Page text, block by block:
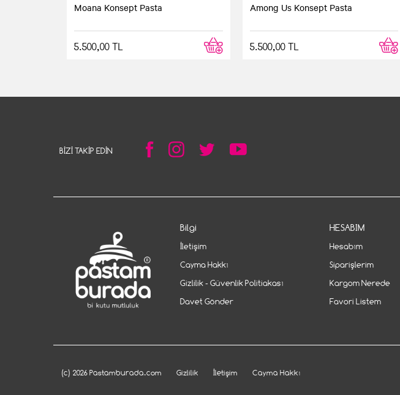
Moana Konsept Pasta
5.500,00 TL
Among Us Konsept Pasta
5.500,00 TL
BIZI TAKIP EDIN
Bilgi
İletişim
Cayma Hakkı
Gizlilik - Güvenlik Politiakası
Davet Gönder
HESABIM
Hesabım
Siparişlerim
Kargom Nerede
Favori Listem
(c) 2026 Pastamburada.com Gizlilik İletişim Cayma Hakkı